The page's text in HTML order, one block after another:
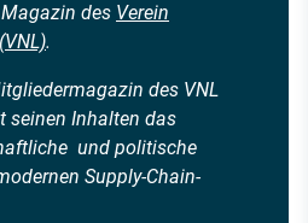
des Verein
.
des VNL
seinen Inhalten das
und politische
Supply-Chain-